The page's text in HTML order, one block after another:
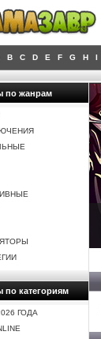
B C D E F G H I
по жанрам
по категориям
ГОДА